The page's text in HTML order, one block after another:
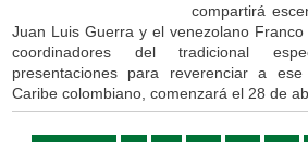
compartirá
Juan Luis Guerra y el venezolano
coordinadores del tradicional
presentaciones para reverenciar a
Caribe colombiano, comenzará el 28 de